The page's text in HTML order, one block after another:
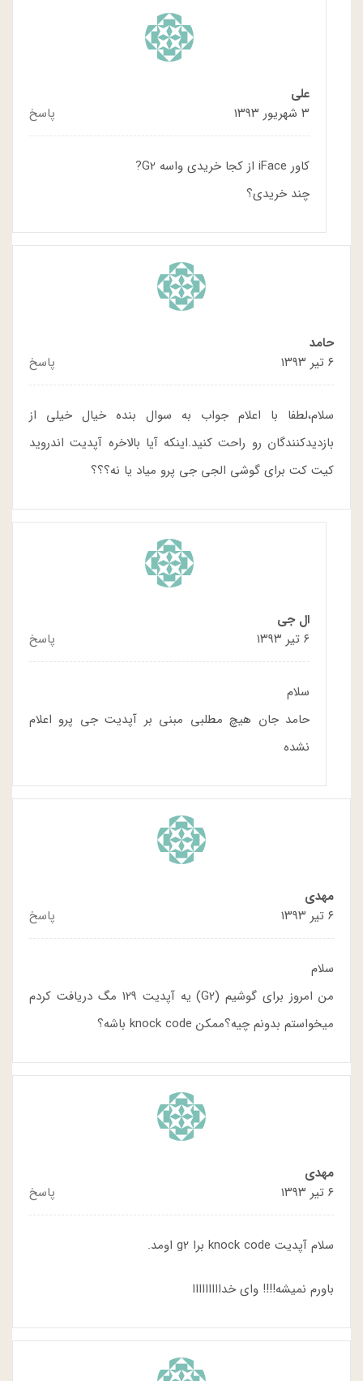
علی
۳ شهریور ۱۳۹۳
پاسخ
کاور iFace از کجا خریدی واسه G2?
چند خریدی؟
حامد
۶ تیر ۱۳۹۳
پاسخ
سلام،لطفا با اعلام جواب به سوال بنده خیال خیلی از
بازدیدکنندگان رو راحت کنید.اینکه آیا بالاخره آپدیت اندروید
کیت کت برای گوشی الجی جی پرو میاد یا نه؟؟؟
ال جی
۶ تیر ۱۳۹۳
پاسخ
سلام
حامد جان هیچ مطلبی مبنی بر آپدیت جی پرو اعلام
نشده
مهدی
۶ تیر ۱۳۹۳
پاسخ
سلام
من امروز برای گوشیم (G2) یه آپدیت ۱۲۹ مگ دریافت کردم
میخواستم بدونم چیه؟ممکن knock code باشه؟
مهدی
۶ تیر ۱۳۹۳
پاسخ
سلام آپدیت knock code برا g2 اومد.
باورم نمیشه!!!! وای خدااااااااا